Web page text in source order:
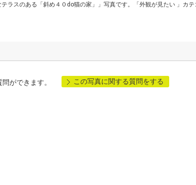
ラスのある「斜め４０do猫の家」」写真です。「外観が見たい 」カテ
ができます。 この写真に関する質問をする